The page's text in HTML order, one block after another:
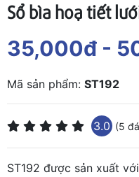
Sổ bìa hoạ tiết
35,000đ -
Mã sản phẩm: ST192
3.0 (5
ST192 được sản xuất